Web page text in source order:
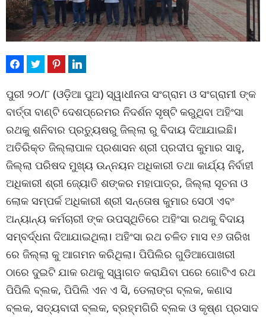
ପୁରୀ ୨୦/୮ (ଓଡ଼ିଆ ପୁଅ) ସ୍ୱାଧୀନତା ସଂଗ୍ରାମ ଓ ସଂଗ୍ରାମୀ ଙ୍କ
ବାର୍ତ୍ତା ବାଣ୍ଟି ଦେଶପ୍ରେମର ନିଦର୍ଶନ ସୃଷ୍ଟି କରୁଥିବା ଅହିଂସା
ରଥକୁ ଶନିବାର ପ୍ରତ୍ୟୁଷରୁ ଜିଲ୍ଲା ରୁ ବିଦାୟ ଦିଆଯାଇଛି।
ଅତିରିକ୍ତ ଜିଲ୍ଲାପାଳ ପ୍ରଶାସନ ଶ୍ରୀ ପ୍ରଦୀପ କୁମାର ସାହୁ,
ଜିଲ୍ଲା ପରିଷଦ ମୁଖ୍ୟ ଉନ୍ନୟନ ଅଧିକାରୀ ତଥା କାର୍ଯ୍ୟ ନିର୍ବାହୀ
ଅଧିକାରୀ ଶ୍ରୀ ଜ୍ୟୋତି ଶଙ୍କର ମହାପାତ୍ର, ଜିଲ୍ଲା ସୂଚନା ଓ
ଲୋକ ସମ୍ପର୍କ ଅଧିକାରୀ ଶ୍ରୀ ସନ୍ତୋଷ କୁମାର ସେଠୀ ଏବଂ
ଅନ୍ୟାନ୍ୟ କର୍ମଚାରୀ ଙ୍କ ଉପସ୍ଥିତିରେ ଅହିଂସା ରଥକୁ ବିଦାୟ
ସମ୍ବର୍ଦ୍ଧନା ଦିଆଯାଇଥିଲା। ଅହିଂସା ରଥ ଚଳିତ ମାସ ୧୬ ତାରିଖ
ରେ ଜିଲ୍ଲା କୁ ଆଗମନ କରିଥିଲା। ପିପିଲିର ଗୁଡିଆପୋଖରୀ
ଠାରେ ଦୁଇଟି ଯାକ ରଥକୁ ସ୍ୱାଗତ କରାଯିବା ପରେ ଗୋଟିଏ ରଥ
ପିପିଲି ବ୍ଲକ, ପିପିଲି ଏନ ଏ ସି, ଡେଲାଙ୍ଗ ବ୍ଲକ, କଣାସ
ବ୍ଲକ, ସତ୍ୟବାଦୀ ବ୍ଲକ, ବ୍ରହ୍ମଗିରି ବ୍ଲକ ଓ କୃଷ୍ଣ ପ୍ରସାଦ